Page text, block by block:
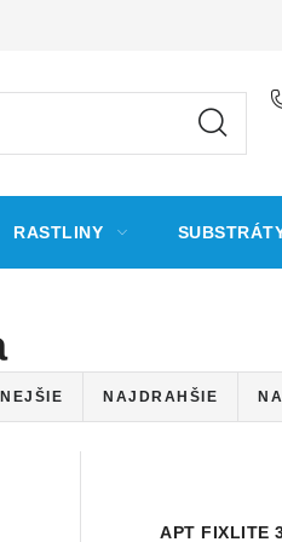
RASTLINY
NAJDRAHŠIE
APT FIXLITE